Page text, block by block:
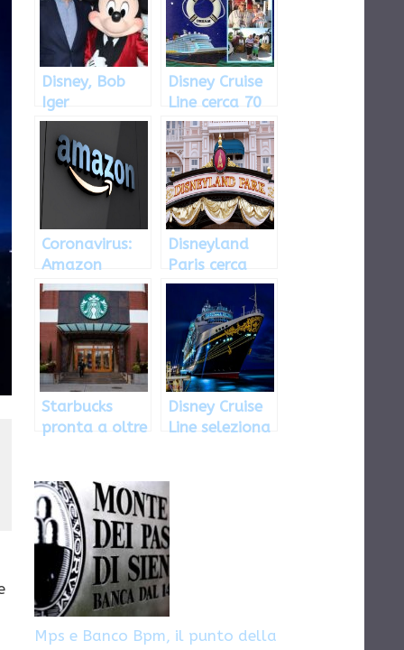
Disney, Bob
Iger
nuovamente
ceo
Disney Cruise
Line cerca 70
camerieri
Coronavirus:
Amazon
assume, la
Disney licenzia
Disneyland
Paris cerca
ballerini e
personaggi
Disney: come
candidarsi
Starbucks
pronta a oltre
Disney Cruise
Line seleziona
Mps e Banco Bpm, il punto della